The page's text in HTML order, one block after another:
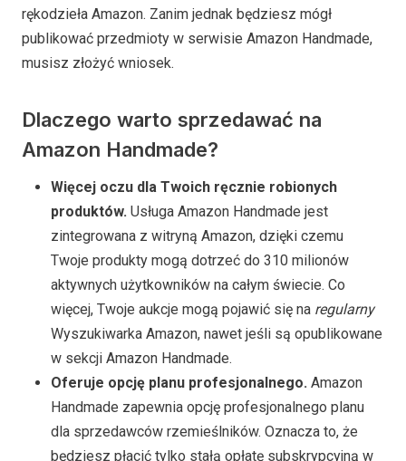
rękodzieła Amazon. Zanim jednak będziesz mógł
publikować przedmioty w serwisie Amazon Handmade,
musisz złożyć wniosek.
Dlaczego warto sprzedawać na
Amazon Handmade?
Więcej oczu dla Twoich ręcznie robionych
produktów. Usługa Amazon Handmade jest
zintegrowana z witryną Amazon, dzięki czemu
Twoje produkty mogą dotrzeć do 310 milionów
aktywnych użytkowników na całym świecie. Co
więcej, Twoje aukcje mogą pojawić się na regularny
Wyszukiwarka Amazon, nawet jeśli są opublikowane
w sekcji Amazon Handmade.
Oferuje opcję planu profesjonalnego. Amazon
Handmade zapewnia opcję profesjonalnego planu
dla sprzedawców rzemieślników. Oznacza to, że
będziesz płacić tylko stałą opłatę subskrypcyjną w